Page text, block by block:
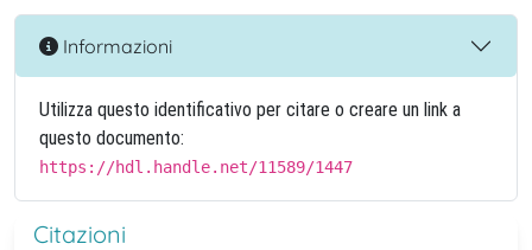
Informazioni
Utilizza questo identificativo per citare o creare un link a
questo documento:
https://hdl.handle.net/11589/1447
Citazioni